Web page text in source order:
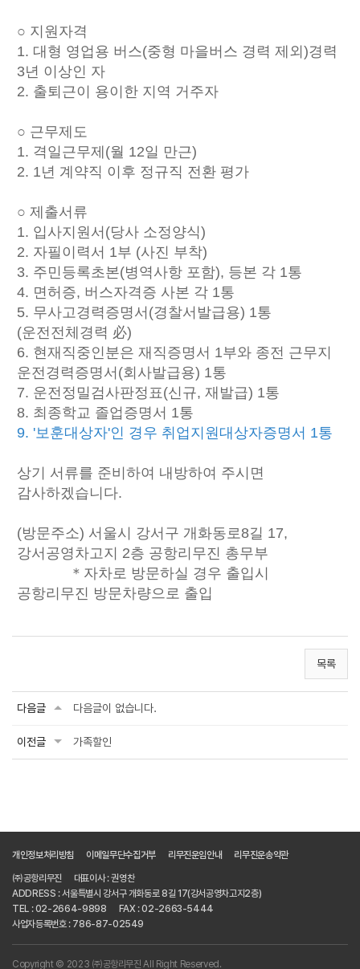
○ 지원자격
1. 대형 영업용 버스(중형 마을버스 경력 제외)경력
3년 이상인 자
2. 출퇴근이 용이한 지역 거주자
○ 근무제도
1. 격일근무제(월 12일 만근)
2. 1년 계약직 이후 정규직 전환 평가
○ 제출서류
1. 입사지원서(당사 소정양식)
2. 자필이력서 1부 (사진 부착)
3. 주민등록초본(병역사항 포함), 등본 각 1통
4. 면허증, 버스자격증 사본 각 1통
5. 무사고경력증명서(경찰서발급용) 1통
(운전전체경력 必)
6. 현재직중인분은 재직증명서 1부와 종전 근무지
운전경력증명서(회사발급용) 1통
7. 운전정밀검사판정표(신규, 재발급) 1통
8. 최종학교 졸업증명서 1통
9. '보훈대상자'인 경우 취업지원대상자증명서 1통
상기 서류를 준비하여 내방하여 주시면
감사하겠습니다.
(방문주소) 서울시 강서구 개화동로8길 17,
강서공영차고지 2층 공항리무진 총무부
＊자차로 방문하실 경우 출입시
공항리무진 방문차량으로 출입
목록
다음글 다음글이 없습니다.
이전글 가족할인
개인정보처리방침 이메일무단수집거부 리무진운임안내 리무진운송약관
㈜공항리무진
대표이사 : 권영찬
ADDRESS : 서울특별시 강서구 개화동로 8길 17(강서공영차고지2층)
TEL : 02-2664-9898
FAX : 02-2663-5444
사업자등록번호 : 786-87-02549
Copyright © 2023 ㈜공항리무진 All Right Reserved.